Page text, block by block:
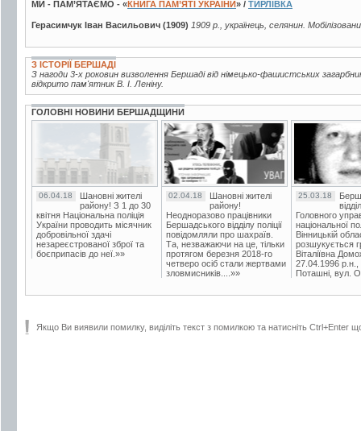
МИ - ПАМ’ЯТАЄМО - «КНИГА ПАМ’ЯТІ УКРАЇНИ» / ТИРЛІВКА
Герасимчук Іван Васильович (1909) 1909 р., українець, селянин.
З ІСТОРІЇ БЕРШАДІ
З нагоди 3-х роковин визволення Бершаді від німецько-фашистських
відкрито пам'ятник В. І. Леніну.
ГОЛОВНІ НОВИНИ БЕРШАДЩИНИ
06.04.18
Шановні жителі
району! З 1 до 30
квітня Національна поліція
України проводить місячник
добровільної здачі
незареєстрованої зброї та
боєприпасів до неї.»»
02.04.18
Шановні жителі
району!
Неодноразово працівники
Бершадського відділу поліції
повідомляли про шахраїв.
Та, незважаючи на це, тільки
протягом березня 2018-го
четверо осіб стали жертвами
зловмисників....»»
25.03.18
Головного
національної
Вінницькій
розшукується
Віталіївна
27.04.1996 р.н.,
Поташні, вул.
Якщо Ви виявили помилку, виділіть текст з помилкою та натисніть Ctrl+Enter